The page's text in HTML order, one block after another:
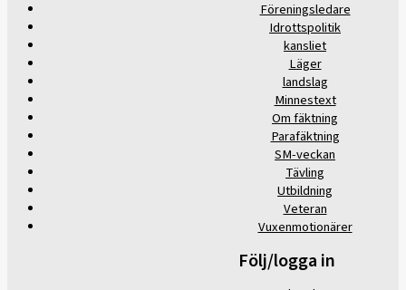
Föreningsledare
Idrottspolitik
kansliet
Läger
landslag
Minnestext
Om fäktning
Parafäktning
SM-veckan
Tävling
Utbildning
Veteran
Vuxenmotionärer
Följ/logga in